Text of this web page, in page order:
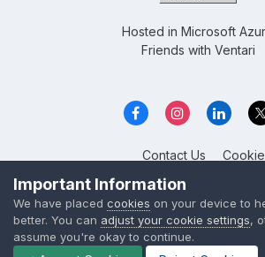
Hosted in Microsoft
Friends with Ventari
Contact Us
Overclockers GE
Powered by Invision
Important Information
We have placed cookies on your device to
better. You can adjust your cookie settings,
assume you're okay to continue.